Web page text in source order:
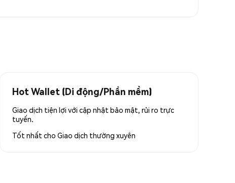
Hot Wallet (Di động/Phần mềm)
Giao dịch tiện lợi với cập nhật bảo mật, rủi ro trực
tuyến.
Tốt nhất cho Giao dịch thường xuyên